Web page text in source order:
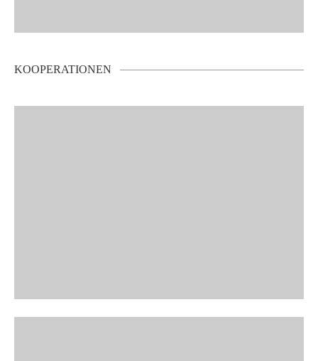
KOOPERATIONEN